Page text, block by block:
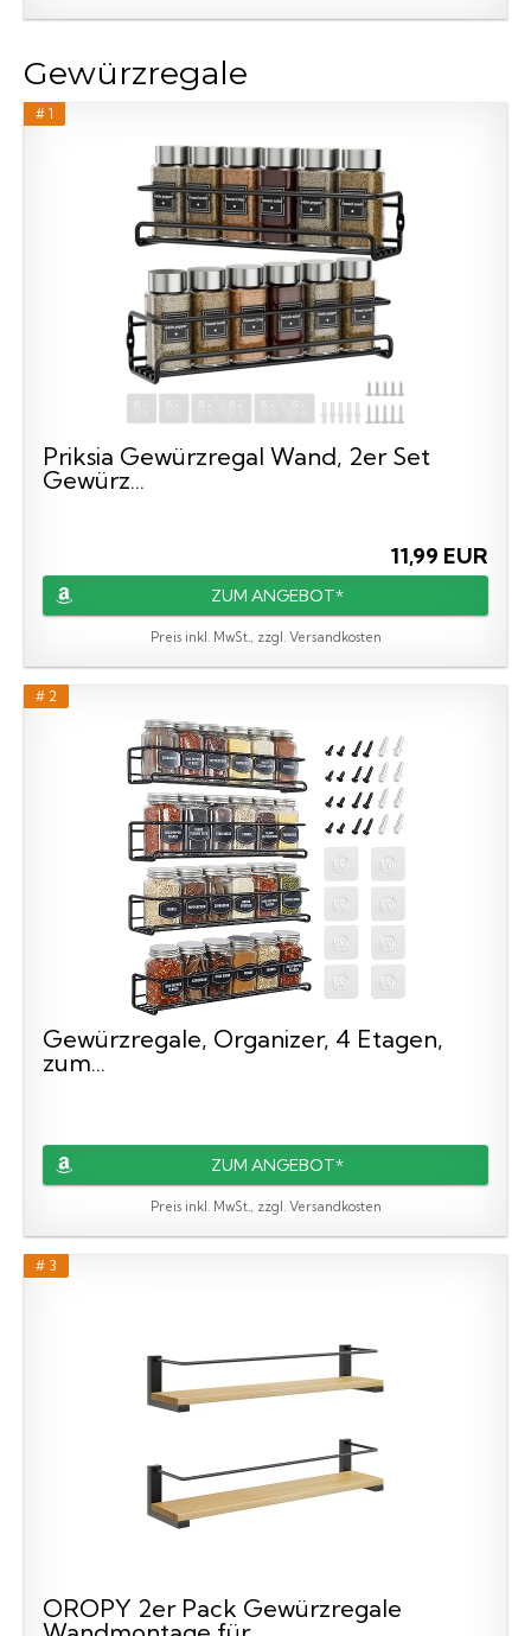
Gewürzregale
# 1
Priksia Gewürzregal Wand, 2er Set
Gewürz...
11,99 EUR
ZUM ANGEBOT*
Preis inkl. MwSt., zzgl. Versandkosten
# 2
Gewürzregale, Organizer, 4 Etagen,
zum...
ZUM ANGEBOT*
Preis inkl. MwSt., zzgl. Versandkosten
# 3
OROPY 2er Pack Gewürzregale